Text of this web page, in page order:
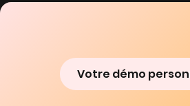
Votre démo